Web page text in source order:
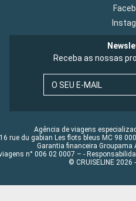
Receba as nossas
O SEU E-MAIL
Agência de viagens
16 rue du gabian Les flots bleus MC 98
Garantia financeira
n° 006 02 0007 – -
© CRUISELINE 2026